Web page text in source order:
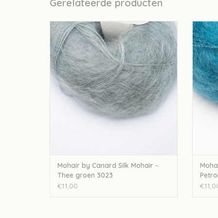
Gerelateerde producten
Mohair By Canard Mohair by Canard Silk
Mohair - Thee groen 3023
TOEVOEGEN AAN WINKELWAGEN
Mohair by Canard Silk Mohair -
Thee groen 3023
€11,00